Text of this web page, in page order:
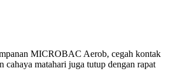
MICROBAC Aerob, cegah kontak
cahaya matahari juga tutup dengan rapat